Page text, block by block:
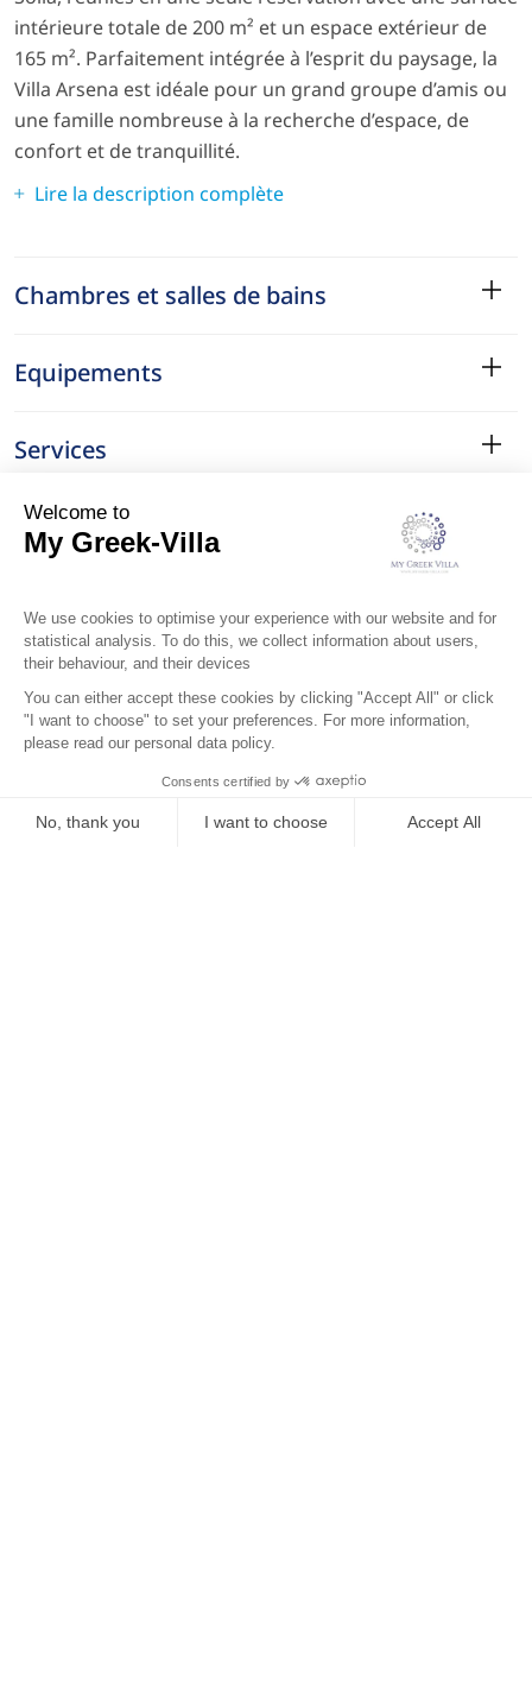
intérieure totale de 200 m² et un espace extérieur de
165 m². Parfaitement intégrée à l’esprit du paysage, la
Villa Arsena est idéale pour un grand groupe d’amis ou
une famille nombreuse à la recherche d’espace, de
confort et de tranquillité.
Lire la description complète
Chambres et salles de bains
Equipements
Services
Le Quartier
Localisation